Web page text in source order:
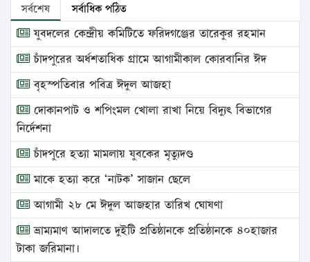
সর্বশেষ সর্বাধিক পঠিত
যুবদলের কেন্দ্রীয় কমিটিতে ফরিদগঞ্জের তারেকুর রহমান
চাঁদপুরের অর্ধশতাধিক গ্রামে আগামীকাল কোরবানির ঈদ
বৃহস্পতিবার পবিত্র ঈদুল আজহা
দোকানপাট ও শপিংমল খোলা রাখা নিয়ে বিদ্যুৎ বিভাগের
নির্দেশনা
চাঁদপুরে হত্যা মামলায় যুবকের মৃত্যুদণ্ড
মাকে হত্যা করে ‘নাটক’ সাজান ছেলে
আগামী ২৮ মে ঈদুল আজহার তারিখ ঘোষণা
ভ্রাম্যমাণ আদালতে দুইটি প্রতিষ্ঠানকে প্রতিষ্ঠানকে ৪০হাজার
টাকা জরিমানা।